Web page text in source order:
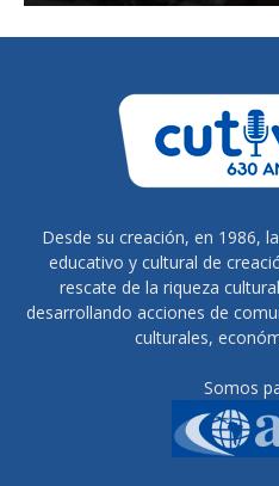
Desde su creación, en 1986,
educativo y cultural de
rescate de la riqueza
desarrollando acciones de
culturales,
Somos